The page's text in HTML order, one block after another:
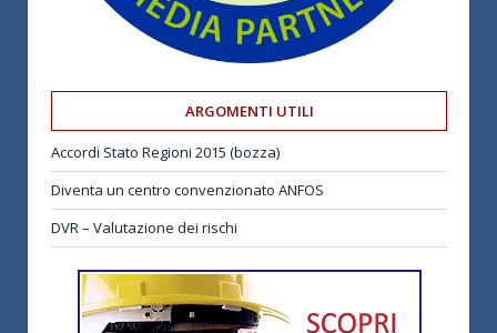
ARGOMENTI UTILI
Accordi Stato Regioni 2015 (bozza)
Diventa un centro convenzionato ANFOS
DVR – Valutazione dei rischi